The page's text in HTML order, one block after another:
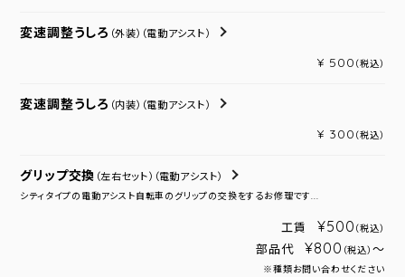
変速調整うしろ （外装） （電動アシスト）
¥ 500 （税込）
変速調整うしろ （内装） （電動アシスト）
¥ 300 （税込）
グリップ交換 （左右セット） （電動アシスト）
シティタイプの電動アシスト自転車のグリップの交換をするお修理です...
工賃 ¥500 （税込）
部品代 ¥800 （税込） ～
※種類お問い合わせください